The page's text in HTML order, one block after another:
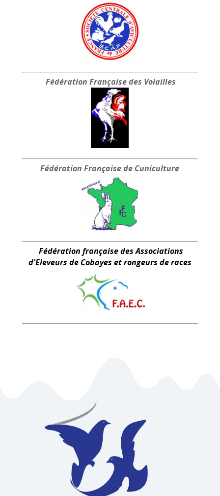
Fédération Française des Volailles
Fédération Française de Cuniculture
Fédération française des Associations
d'Eleveurs de Cobayes et rongeurs de races